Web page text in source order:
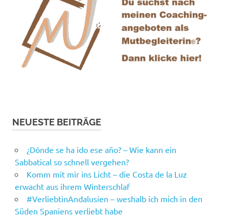
NEUESTE BEITRÄGE
¿Dónde se ha ido ese año? – Wie kann ein
Sabbatical so schnell vergehen?
Komm mit mir ins Licht – die Costa de la Luz
erwacht aus ihrem Winterschlaf
#VerliebtinAndalusien – weshalb ich mich in den
Süden Spaniens verliebt habe